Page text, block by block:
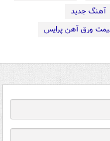
آهنگ جدید
ورق آهن پرایس